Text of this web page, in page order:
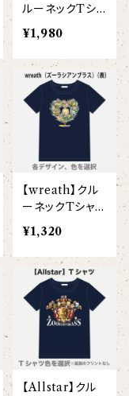
ルーネックTシャ
ツ（半袖）（大人）
¥1,980
【wreath】クル
ーネックTシャツ
（半袖）（こども）
¥1,320
【Allstar】クル